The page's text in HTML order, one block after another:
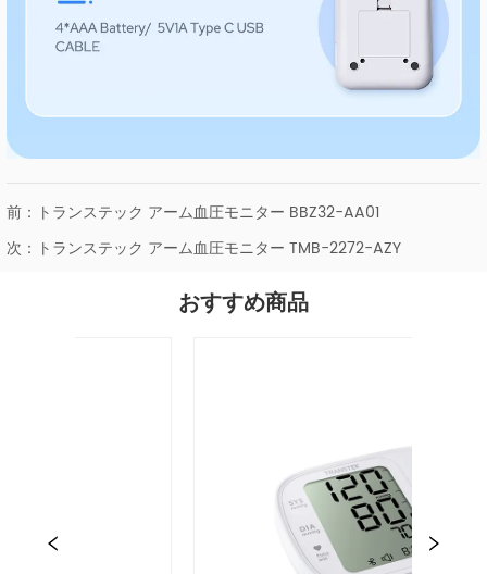
前： トランステック アーム血圧モニター BBZ32-AA01
次： トランステック アーム血圧モニター TMB-2272-AZY
おすすめ商品